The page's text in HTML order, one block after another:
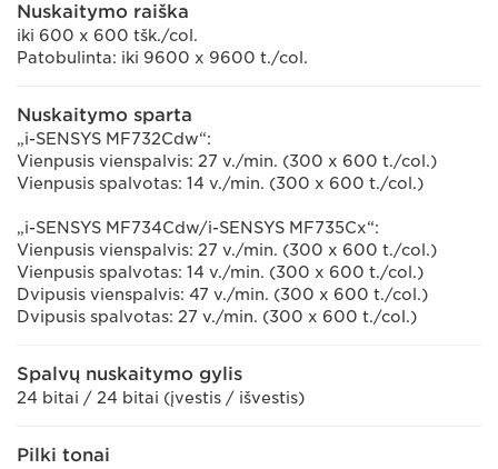
Nuskaitymo raiška
iki 600 x 600 tšk./col.
Patobulinta: iki 9600 x 9600 t./col.
Nuskaitymo sparta
„i-SENSYS MF732Cdw“:
Vienpusis vienspalvis: 27 v./min. (300 x 600 t./col.)
Vienpusis spalvotas: 14 v./min. (300 x 600 t./col.)
„i-SENSYS MF734Cdw/i-SENSYS MF735Cx“:
Vienpusis vienspalvis: 27 v./min. (300 x 600 t./col.)
Vienpusis spalvotas: 14 v./min. (300 x 600 t./col.)
Dvipusis vienspalvis: 47 v./min. (300 x 600 t./col.)
Dvipusis spalvotas: 27 v./min. (300 x 600 t./col.)
Spalvų nuskaitymo gylis
24 bitai / 24 bitai (įvestis / išvestis)
Pilki tonai